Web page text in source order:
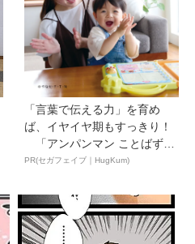
「言葉で伝える力」を育め
ば、イヤイヤ期もすっきり！
「アンパンマン ことばずか
ん...
PR(セガフェイブ｜HugKum)